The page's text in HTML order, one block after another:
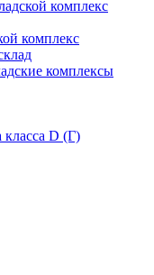
комплекс
комплекс
комплексы
класса D (Г)